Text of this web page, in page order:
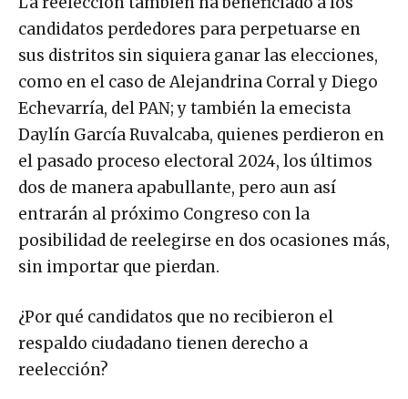
candidatos perdedores para perpetuarse en
sus distritos sin siquiera ganar las elecciones,
como en el caso de Alejandrina Corral y Diego
Echevarría, del PAN; y también la emecista
Daylín García Ruvalcaba, quienes perdieron en
el pasado proceso electoral 2024, los últimos
dos de manera apabullante, pero aun así
entrarán al próximo Congreso con la
posibilidad de reelegirse en dos ocasiones más,
sin importar que pierdan.
¿Por qué candidatos que no recibieron el
respaldo ciudadano tienen derecho a
reelección?